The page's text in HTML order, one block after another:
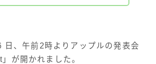
日、午前2時よりアップルの発表会
が開かれました。